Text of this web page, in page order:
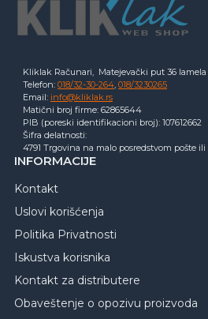
Kliklak Računari, Matejevački put 36 lamela
Telefon: 018/32-30-264, 018/3230265
Email: info@kliklak.rs
Matični broj firme: 62865644
PIB (poreski identifikacioni broj): 107612662
Šifra delatnosti:
4791 Trgovina na malo posredstvom pošte
INFORMACIJE
Kontakt
Uslovi korišćenja
Politika Privatnosti
Iskustva korisnika
Kontakt za distributere
Obaveštenje o opozivu proizvoda